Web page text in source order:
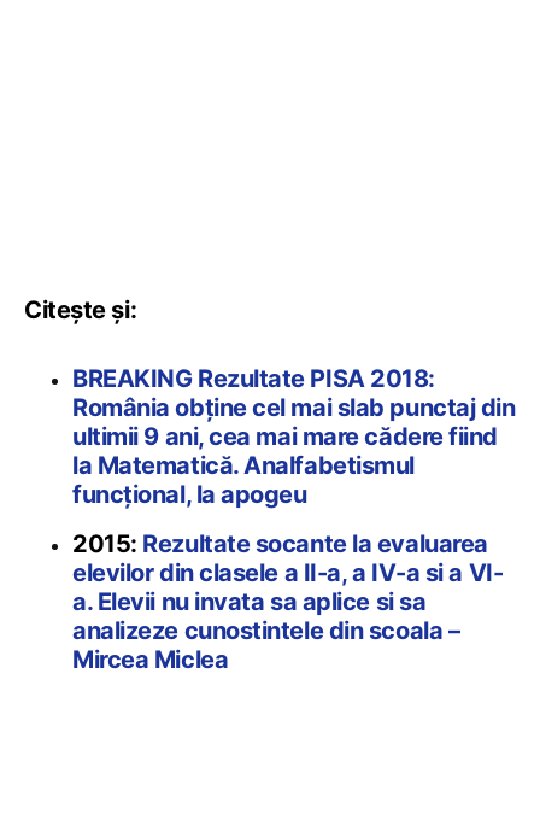
Citește și:
BREAKING Rezultate PISA 2018:
România obține cel mai slab punctaj din
ultimii 9 ani, cea mai mare cădere fiind
la Matematică. Analfabetismul
funcțional, la apogeu
2015: Rezultate socante la evaluarea
elevilor din clasele a II-a, a IV-a si a VI-
a. Elevii nu invata sa aplice si sa
analizeze cunostintele din scoala –
Mircea Miclea